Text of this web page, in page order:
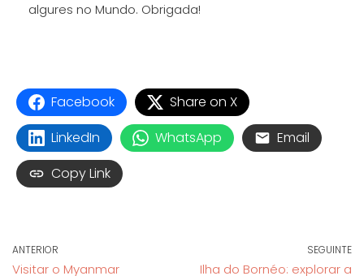
algures no Mundo. Obrigada!
Facebook
Share on X
LinkedIn
WhatsApp
Email
Copy Link
ANTERIOR
Visitar o Myanmar
SEGUINTE
Ilha do Bornéo: explorar a